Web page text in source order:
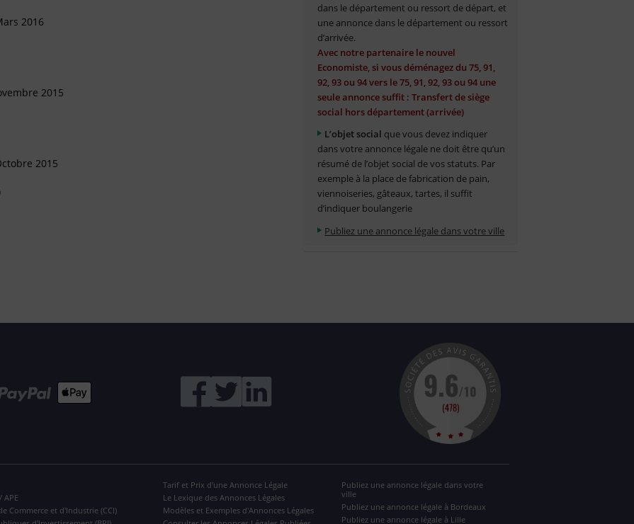
2016
2015
2015
dans le département ou ressort de départ, et
une annonce dans le département ou ressort
d’arrivée.
Avec notre partenaire le nouvel
Economiste, si vous déménagez du 75, 91,
92, 93 ou 94 vers le 75, 91, 92, 93 ou 94 une
seule annonce suffit : Transfert de siège
social hors département (arrivée)
L’objet social que vous devez indiquer
dans votre annonce légale ne doit être qu’un
résumé de l’objet social de vos statuts. Par
exemple à la place de fabrication de pain,
viennoiseries, gâteaux, tartes, il suffit
d’indiquer boulangerie
Publiez une annonce légale dans votre ville
APE
Commerce et d'Industrie (CCI)
Tarif et Prix d'une Annonce Légale
Le Lexique des Annonces Légales
Modèles et Exemples d'Annonces Légales
Publiez une annonce légale dans votre
ville
Publiez une annonce légale à Bordeaux
Publiez une annonce légale à Lille